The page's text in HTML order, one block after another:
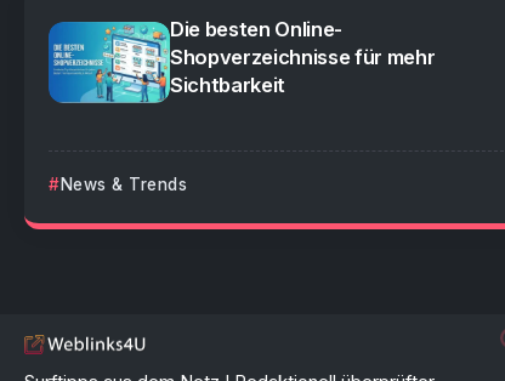
Die besten Online-
Shopverzeichnisse für mehr
Sichtbarkeit
News & Trends